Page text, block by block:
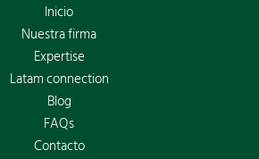
Inicio
Nuestra firma
Expertise
Latam connection
Blog
FAQs
Contacto